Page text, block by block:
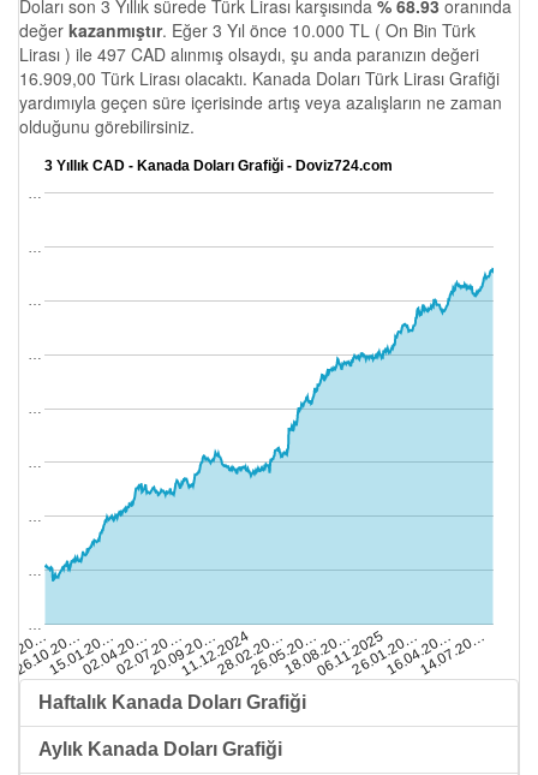
Doları son 3 Yıllık sürede Türk Lirası karşısında % 68.93 oranında
değer kazanmıştır. Eğer 3 Yıl önce 10.000 TL ( On Bin Türk
Lirası ) ile 497 CAD alınmış olsaydı, şu anda paranızın değeri
16.909,00 Türk Lirası olacaktı. Kanada Doları Türk Lirası Grafiği
yardımıyla geçen süre içerisinde artış veya azalışların ne zaman
olduğunu görebilirsiniz.
3 Yıllık CAD - Kanada Doları Grafiği - Doviz724.com
26.10.20…
15.01.20…02.04.20…02.07.20…20.09.20…
11.12.202428.02.20…26.05.20…18.08.20…
06.11.202526.01.20…
16.04.20…14.07.20…
…
…
…
…
…
…
Haftalık Kanada Doları Grafiği
Aylık Kanada Doları Grafiği